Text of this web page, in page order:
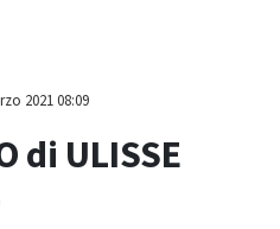
2021 08:09
di ULISSE